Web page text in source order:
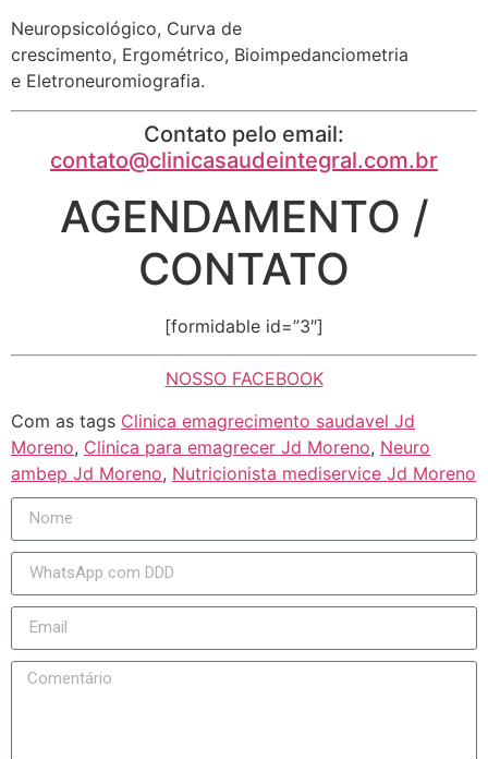
Neuropsicológico, Curva de
crescimento, Ergométrico, Bioimpedanciometria
e Eletroneuromiografia.
Contato pelo email:
contato@clinicasaudeintegral.com.br
AGENDAMENTO /
CONTATO
[formidable id=”3″]
NOSSO FACEBOOK
Com as tags Clinica emagrecimento saudavel Jd
Moreno, Clinica para emagrecer Jd Moreno, Neuro
ambep Jd Moreno, Nutricionista mediservice Jd Moreno